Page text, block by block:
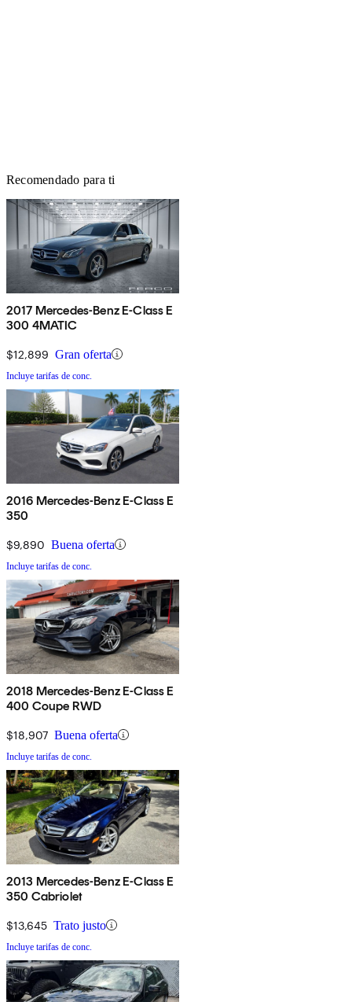
Recomendado para ti
2017 Mercedes-Benz E-Class E
300 4MATIC
$12,899 Gran oferta
Incluye tarifas de conc.
2016 Mercedes-Benz E-Class E
350
$9,890 Buena oferta
Incluye tarifas de conc.
2018 Mercedes-Benz E-Class E
400 Coupe RWD
$18,907 Buena oferta
Incluye tarifas de conc.
2013 Mercedes-Benz E-Class E
350 Cabriolet
$13,645 Trato justo
Incluye tarifas de conc.